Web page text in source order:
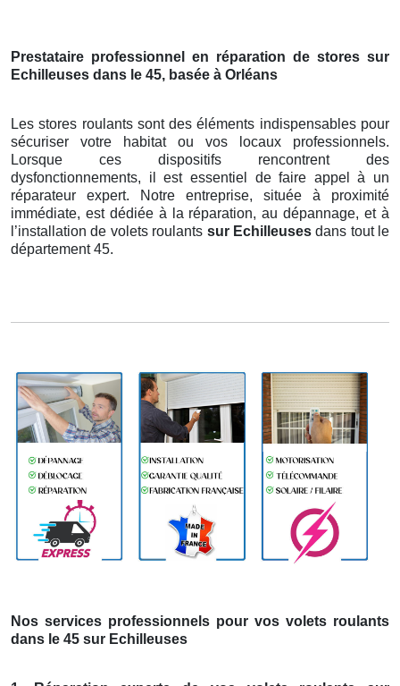
Prestataire professionnel en réparation de stores sur
Echilleuses dans le 45, basée à Orléans
Les stores roulants sont des éléments indispensables pour
sécuriser votre habitat ou vos locaux professionnels.
Lorsque ces dispositifs rencontrent des
dysfonctionnements, il est essentiel de faire appel à un
réparateur expert. Notre entreprise, située à proximité
immédiate, est dédiée à la réparation, au dépannage, et à
l’installation de volets roulants sur Echilleusesdans tout le
département 45.
Nos services professionnels pour vos volets roulants
dans le 45 sur Echilleuses